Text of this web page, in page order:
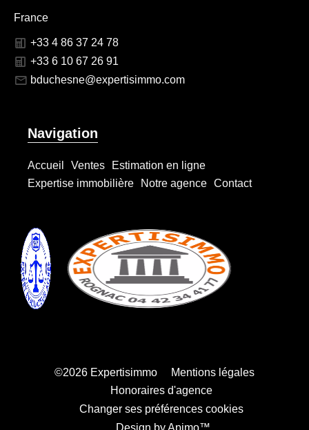
France
+33 4 86 37 24 78
+33 6 10 67 26 91
bduchesne@expertisimmo.com
Navigation
Accueil Ventes
Estimation en ligne
Expertise immobilière
Notre agence Contact
©2026 Expertisimmo
Mentions légales
Honoraires d'agence
Changer ses préférences cookies
Design by Apimo™